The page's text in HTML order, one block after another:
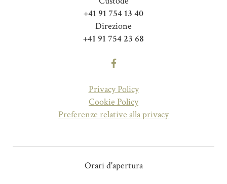
+41 91 754 13 40
Direzione
+41 91 754 23 68
Privacy Policy
Cookie Policy
Preferenze relative alla privacy
Orari d'apertura